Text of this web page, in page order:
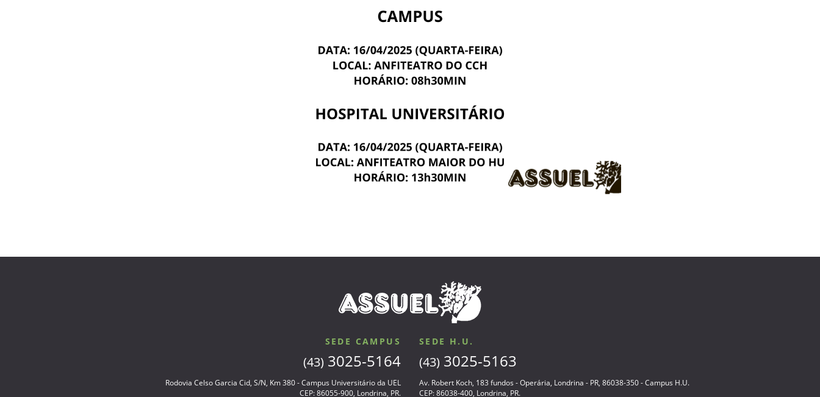
SEDE CAMPUS
(43) 3025-5164
Rodovia Celso Garcia Cid, S/N, Km 380 - Campus Universitário da UEL
CEP: 86055-900, Londrina, PR.
SEDE H.U.
(43) 3025-5163
Av. Robert Koch, 183 fundos - Operária, Londrina - PR, 86038-350 - Campus H.U.
CEP: 86038-400, Londrina, PR.